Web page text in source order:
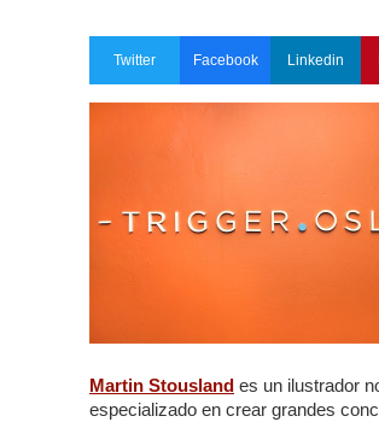
Twitter Facebook Linkedin
Martin Stousland es un ilustrador
especializado en crear grandes